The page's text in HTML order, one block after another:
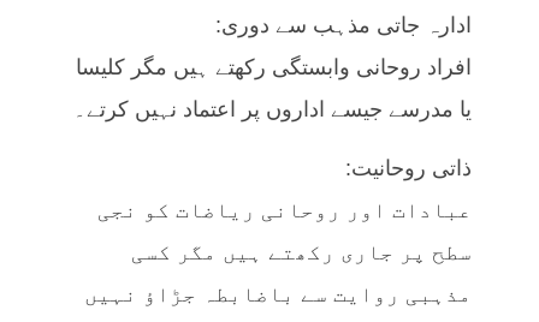
ادارہ جاتی مذہب سے دوری:
افراد روحانی وابستگی رکھتے ہیں مگر کلیسا
یا مدرسے جیسے اداروں پر اعتماد نہیں کرتے۔
ذاتی روحانیت:
عبادات اور روحانی ریاضات کو نجی
سطح پر جاری رکھتے ہیں مگر کسی
مذہبی روایت سے باضابطہ جڑاؤ نہیں